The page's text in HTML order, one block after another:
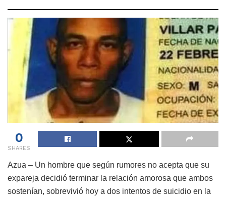
0
SHARES
Azua – Un hombre que según rumores no acepta que su
expareja decidió terminar la relación amorosa que ambos
sostenían, sobrevivió hoy a dos intentos de suicidio en la